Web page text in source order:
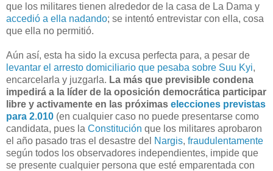
que los militares tienen alrededor de la casa de La Dama y
accedió a ella nadando; se intentó entrevistar con ella, cosa
que ella no permitió.
Aún así, esta ha sido la excusa perfecta para, a pesar de
levantar el arresto domiciliario que pesaba sobre Suu Kyi,
encarcelarla y juzgarla. La más que previsible condena
impedirá a la líder de la oposición democrática participar
libre y activamente en las próximas elecciones previstas
para 2.010 (en cualquier caso no puede presentarse como
candidata, pues la Constitución que los militares aprobaron
el año pasado tras el desastre del Nargis, fraudulentamente
según todos los observadores independientes, impide que
se presente cualquier persona que esté emparentada con